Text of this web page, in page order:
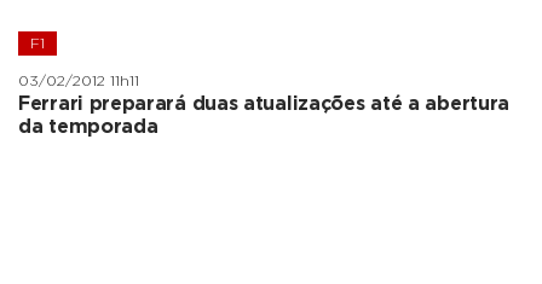
F1
03/02/2012 11h11
Ferrari preparará duas atualizações até a abertura
da temporada